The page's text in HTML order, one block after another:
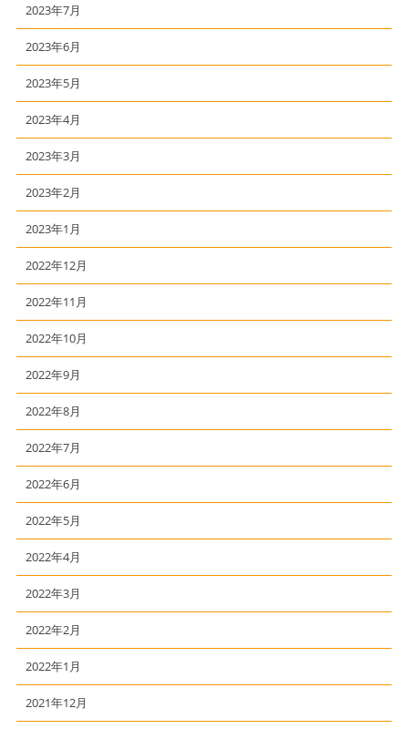
2023年7月
2023年6月
2023年5月
2023年4月
2023年3月
2023年2月
2023年1月
2022年12月
2022年11月
2022年10月
2022年9月
2022年8月
2022年7月
2022年6月
2022年5月
2022年4月
2022年3月
2022年2月
2022年1月
2021年12月